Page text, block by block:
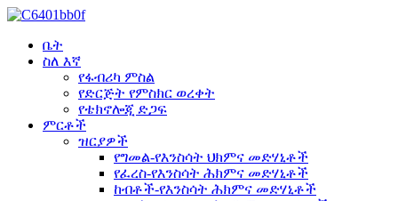
ቤት
ስለ እኛ
የፋብሪካ ምስል
የድርጅት የምስክር ወረቀት
የቴክኖሎጂ ድጋፍ
ምርቶች
ዝርያዎች
የግመል-የእንስሳት ህክምና መድሃኒቶች
የፈረስ-የእንስሳት ሕክምና መድሃኒቶች
ከብቶች-የእንስሳት ሕክምና መድሃኒቶች